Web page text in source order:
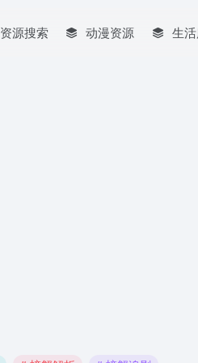
资源搜索 动漫资源 生